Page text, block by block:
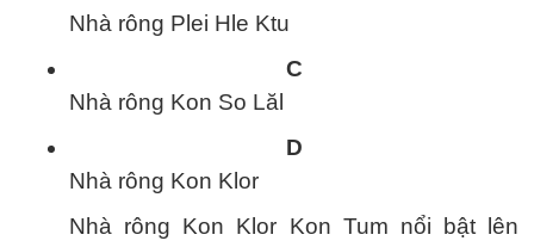
Nhà rông Plei Hle Ktu
C
Nhà rông Kon So Lăl
D
Nhà rông Kon Klor
Nhà rông Kon Klor Kon Tum nổi bật lên